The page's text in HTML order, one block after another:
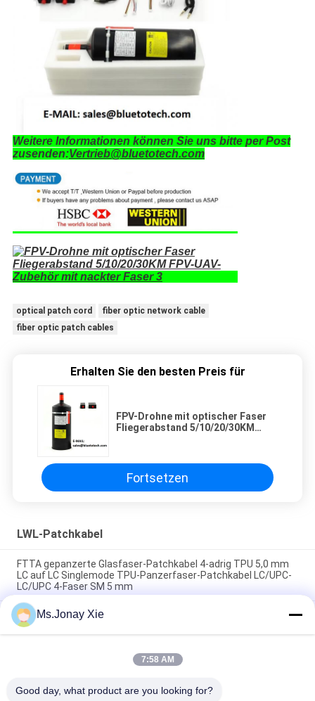
Weitere Informationen können Sie uns bitte per Post
zusenden:Vertrieb@bluetotech.com
optical patch cord
fiber optic network cable
fiber optic patch cables
Erhalten Sie den besten Preis für
FPV-Drohne mit optischer Faser
Fliegerabstand 5/10/20/30KM
Fortsetzen
LWL-Patchkabel
FTTA gepanzerte Glasfaser-Patchkabel 4-adrig TPU 5,0 mm
LC auf LC Singlemode TPU-Panzerfaser-Patchkabel LC/UPC-
LC/UPC 4-Faser SM 5 mm
Outdoor 8-adriges gepanzertes Glasfaser-Patchkabel LC zu
LC 6,0 mm Einzelmodell mit Kunststofftrommel Glasfaser-
Jumper 8fasern LC/UPC-LC/UPC Kunststoff-Kabeltrommel
MPO zu LC Uniboot 8core OM3 Fiber Optic Patch Cord MTP zu
Ms.Jonay Xie
7:58 AM
Good day, what product are you looking for?